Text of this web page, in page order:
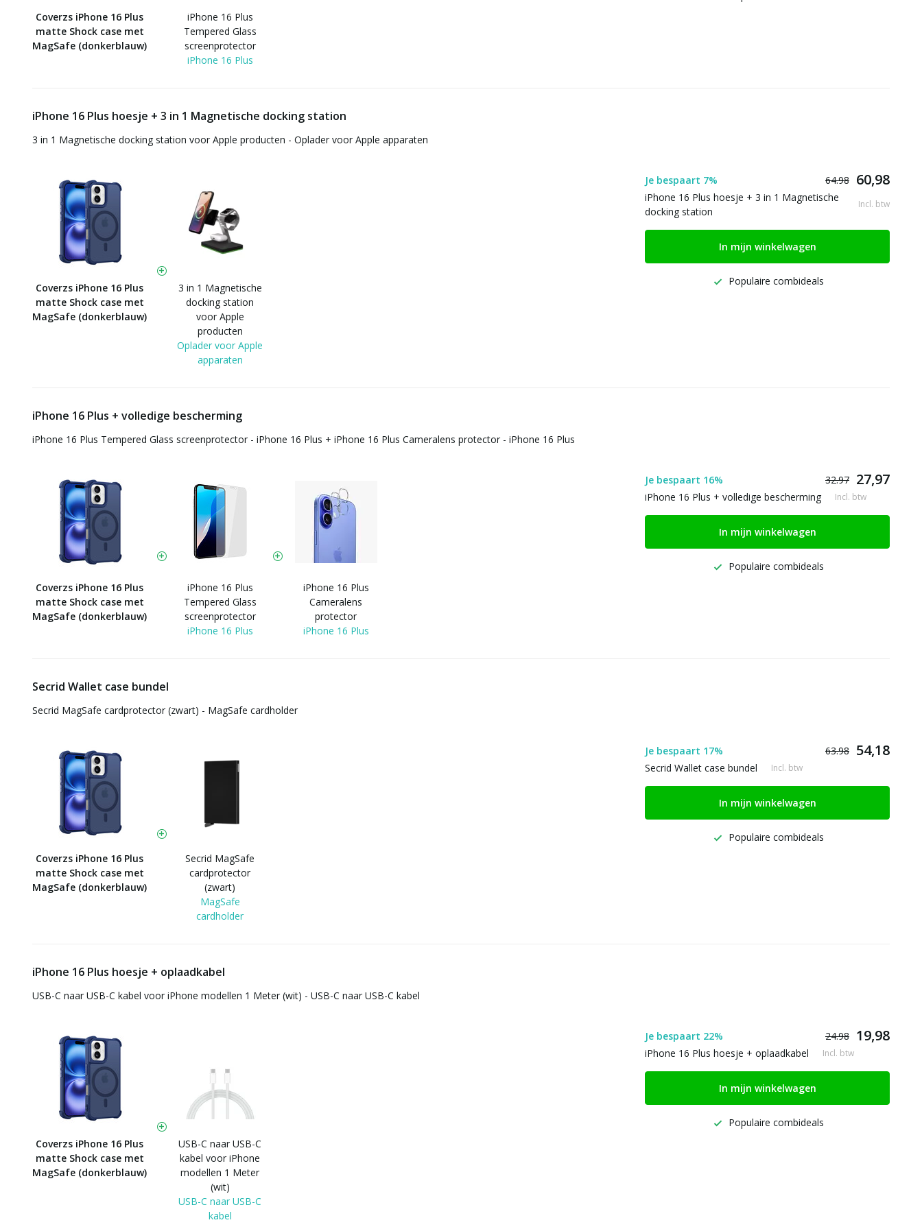
Coverzs iPhone 16 Plus
matte Shock case met
MagSafe (donkerblauw)
iPhone 16 Plus
Tempered Glass
screenprotector
iPhone 16 Plus
iPhone 16 Plus hoesje + 3 in 1 Magnetische docking station
3 in 1 Magnetische docking station voor Apple producten - Oplader voor Apple apparaten
Coverzs iPhone 16 Plus
matte Shock case met
MagSafe (donkerblauw)
3 in 1 Magnetische
docking station
voor Apple
producten
Oplader voor Apple
apparaten
Je bespaart 7% 64.98 60,98
iPhone 16 Plus hoesje + 3 in 1 Magnetische
docking station
Incl. btw
In mijn winkelwagen
Populaire combideals
iPhone 16 Plus + volledige bescherming
iPhone 16 Plus Tempered Glass screenprotector - iPhone 16 Plus + iPhone 16 Plus Cameralens protector - iPhone 16 Plus
Coverzs iPhone 16 Plus
matte Shock case met
MagSafe (donkerblauw)
iPhone 16 Plus
Tempered Glass
screenprotector
iPhone 16 Plus
iPhone 16 Plus
Cameralens
protector
iPhone 16 Plus
Je bespaart 16% 32.97 27,97
iPhone 16 Plus + volledige bescherming Incl. btw
In mijn winkelwagen
Populaire combideals
Secrid Wallet case bundel
Secrid MagSafe cardprotector (zwart) - MagSafe cardholder
Coverzs iPhone 16 Plus
matte Shock case met
MagSafe (donkerblauw)
Secrid MagSafe
cardprotector
(zwart)
MagSafe
cardholder
Je bespaart 17% 63.98 54,18
Secrid Wallet case bundel Incl. btw
In mijn winkelwagen
Populaire combideals
iPhone 16 Plus hoesje + oplaadkabel
USB-C naar USB-C kabel voor iPhone modellen 1 Meter (wit) - USB-C naar USB-C kabel
Coverzs iPhone 16 Plus
matte Shock case met
MagSafe (donkerblauw)
USB-C naar USB-C
kabel voor iPhone
modellen 1 Meter
(wit)
USB-C naar USB-C
kabel
Je bespaart 22% 24.98 19,98
iPhone 16 Plus hoesje + oplaadkabel Incl. btw
In mijn winkelwagen
Populaire combideals